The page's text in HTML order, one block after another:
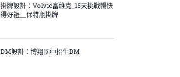
掛牌設計：Volvic富維克_15天挑戰暢快
得好禮＿保特瓶掛牌
DM設計：博翔國中招生DM